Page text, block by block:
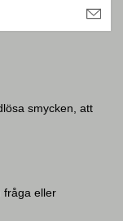
smycken, att
fråga eller